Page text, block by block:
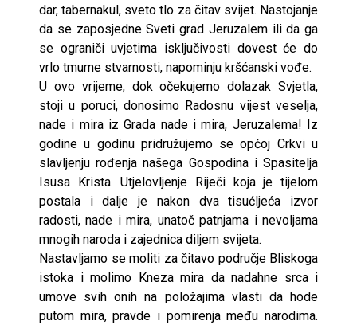
dar, tabernakul, sveto tlo za čitav svijet. Nastojanje
da se zaposjedne Sveti grad Jeruzalem ili da ga
se ograniči uvjetima isključivosti dovest će do
vrlo tmurne stvarnosti, napominju kršćanski vođe.
U ovo vrijeme, dok očekujemo dolazak Svjetla,
stoji u poruci, donosimo Radosnu vijest veselja,
nade i mira iz Grada nade i mira, Jeruzalema! Iz
godine u godinu pridružujemo se općoj Crkvi u
slavljenju rođenja našega Gospodina i Spasitelja
Isusa Krista. Utjelovljenje Riječi koja je tijelom
postala i dalje je nakon dva tisućljeća izvor
radosti, nade i mira, unatoč patnjama i nevoljama
mnogih naroda i zajednica diljem svijeta.
Nastavljamo se moliti za čitavo područje Bliskoga
istoka i molimo Kneza mira da nadahne srca i
umove svih onih na položajima vlasti da hode
putom mira, pravde i pomirenja među narodima.